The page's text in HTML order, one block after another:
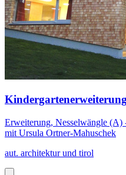
Erweiterung, Nesselwängle (A)
mit Ursula Ortner-Mahuschek
aut. architektur und tirol